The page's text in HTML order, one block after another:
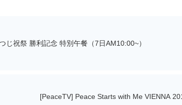
祝祭 勝利記念 特別午餐（7日AM10:00~）
[PeaceTV] Peace Starts with Me VIENNA